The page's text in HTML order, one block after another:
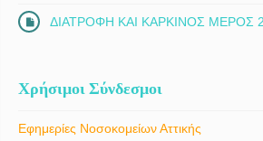
ΔΙΑΤΡΟΦΗ ΚΑΙ ΚΑΡΚΙΝΟΣ ΜΕΡΟΣ
Χρήσιμοι Σύνδεσμοι
Εφημερίες Νοσοκομείων Αττικής